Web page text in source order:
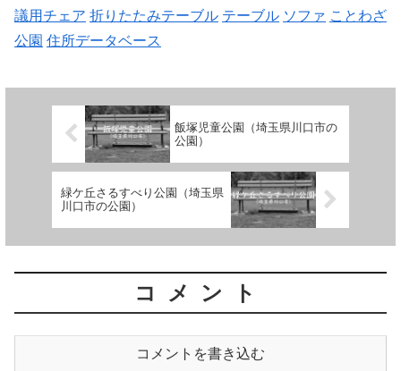
議用チェア 折りたたみテーブル テーブル ソファ ことわざ
公園 住所データベース
飯塚児童公園（埼玉県川口市の
公園）
緑ケ丘さるすべり公園（埼玉県
川口市の公園）
コメント
コメントを書き込む